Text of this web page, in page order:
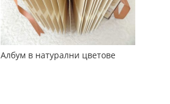
Албум в натурални цветове